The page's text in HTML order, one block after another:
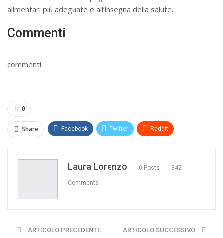
alimentari più adeguate e all’insegna della salute.
Commenti
commenti
0
Share Facebook Twitter ReddIt
Laura Lorenzo 0 Posts 342
Comments
ARTICOLO PRECEDENTE ARTICOLO SUCCESSIVO